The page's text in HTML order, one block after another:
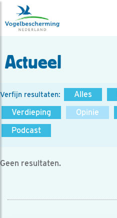
Actueel
Verfijn resultaten: Alles
Verdieping
Opinie
Podcast
Geen resultaten.